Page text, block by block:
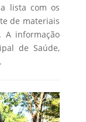
lista com os
de materiais
A informação
de Saúde,